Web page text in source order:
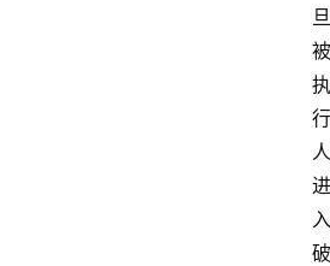
旦
被
执
行
人
进
入
破